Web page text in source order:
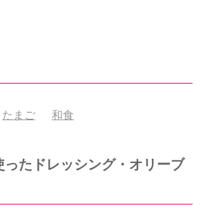
たまご 和食
ったドレッシング・オリーブ